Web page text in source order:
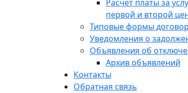
Расчёт платы за
первой и второй
Типовые формы
Уведомления о
Объявления об
Архив объявлений
Контакты
Обратная связь